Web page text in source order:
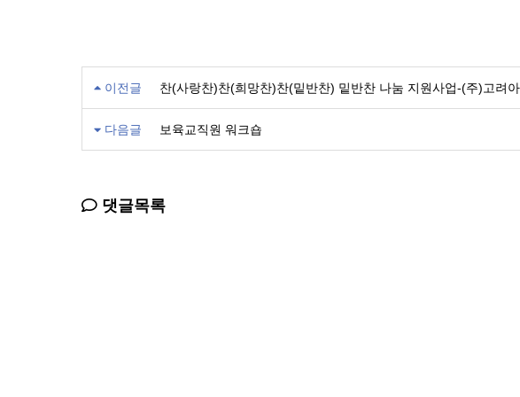
이전글 찬(사랑찬)찬(희망찬)찬(밑반찬) 밑반찬 나눔 지원사업-(주)고려
다음글 보육교직원 워크숍
댓글목록